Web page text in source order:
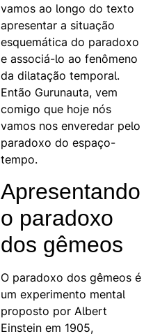
vamos ao longo do texto
apresentar a situação
esquemática do paradoxo
e associá-lo ao fenômeno
da dilatação temporal.
Então Gurunauta, vem
comigo que hoje nós
vamos nos enveredar pelo
paradoxo do espaço-
tempo.
Apresentando
o paradoxo
dos gêmeos
O paradoxo dos gêmeos é
um experimento mental
proposto por Albert
Einstein em 1905,